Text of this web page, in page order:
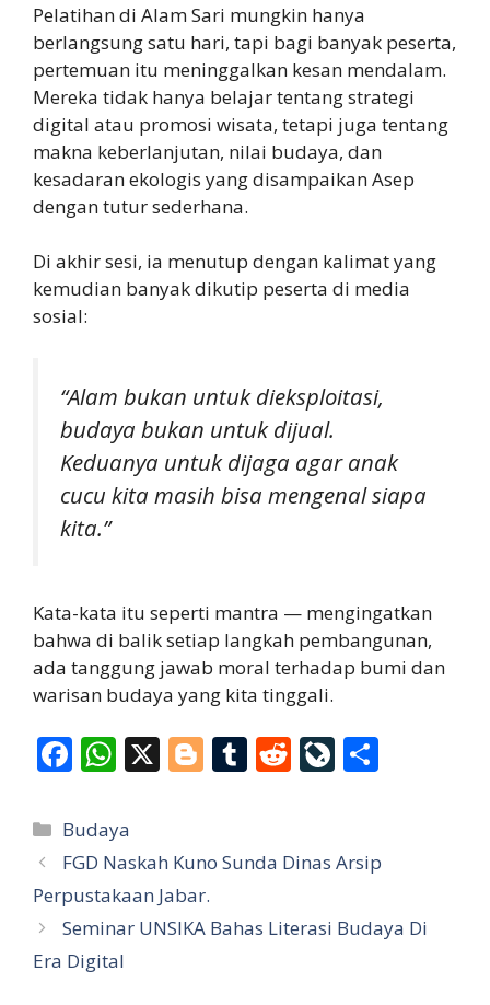
Pelatihan di Alam Sari mungkin hanya
berlangsung satu hari, tapi bagi banyak peserta,
pertemuan itu meninggalkan kesan mendalam.
Mereka tidak hanya belajar tentang strategi
digital atau promosi wisata, tetapi juga tentang
makna keberlanjutan, nilai budaya, dan
kesadaran ekologis yang disampaikan Asep
dengan tutur sederhana.
Di akhir sesi, ia menutup dengan kalimat yang
kemudian banyak dikutip peserta di media
sosial:
“Alam bukan untuk dieksploitasi,
budaya bukan untuk dijual.
Keduanya untuk dijaga agar anak
cucu kita masih bisa mengenal siapa
kita.”
Kata-kata itu seperti mantra — mengingatkan
bahwa di balik setiap langkah pembangunan,
ada tanggung jawab moral terhadap bumi dan
warisan budaya yang kita tinggali.
F
e
b
o
o
k
W
at
s
A
p
p
X Bl
g
er
T
bl
R
di
Li
o
r
e
Categories
Budaya
FGD Naskah Kuno Sunda Dinas Arsip
Perpustakaan Jabar.
Seminar UNSIKA Bahas Literasi Budaya Di
Era Digital